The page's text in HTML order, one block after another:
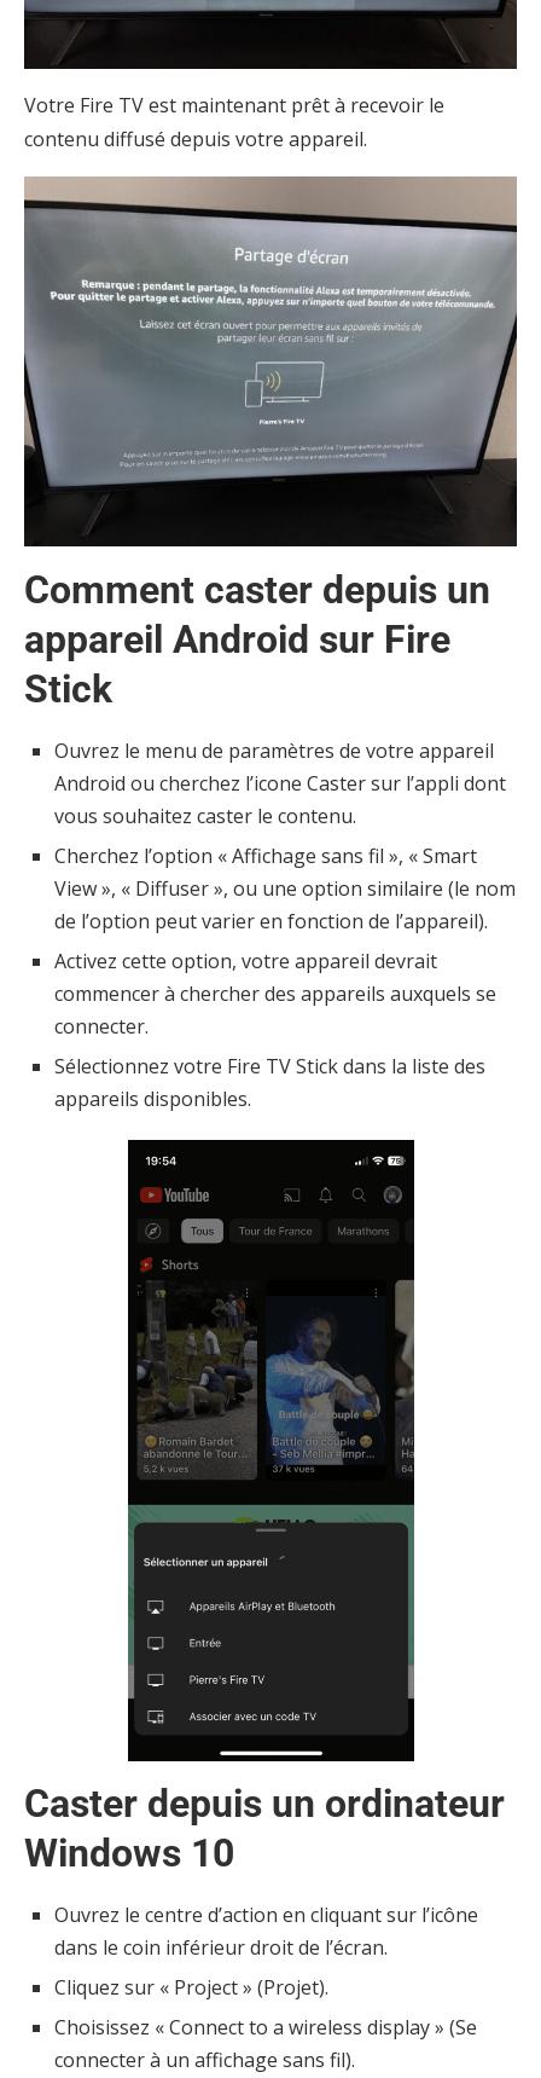
Votre Fire TV est maintenant prêt à recevoir le
contenu diffusé depuis votre appareil.
Comment caster depuis un
appareil Android sur Fire
Stick
Ouvrez le menu de paramètres de votre appareil
Android ou cherchez l’icone Caster sur l’appli dont
vous souhaitez caster le contenu.
Cherchez l’option « Affichage sans fil », « Smart
View », « Diffuser », ou une option similaire (le nom
de l’option peut varier en fonction de l’appareil).
Activez cette option, votre appareil devrait
commencer à chercher des appareils auxquels se
connecter.
Sélectionnez votre Fire TV Stick dans la liste des
appareils disponibles.
Caster depuis un ordinateur
Windows 10
Ouvrez le centre d’action en cliquant sur l’icône
dans le coin inférieur droit de l’écran.
Cliquez sur « Project » (Projet).
Choisissez « Connect to a wireless display » (Se
connecter à un affichage sans fil).